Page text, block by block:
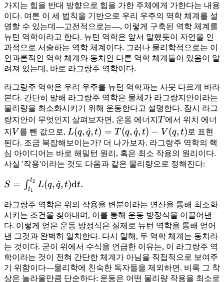
가지는 힘을 반대 방향으로 힘을 가한 주체에게 가한다는 내용
이다. 여튼 이 세 법칙을 기반으로 우리 우주의 역학 체계를 설
명할 수 있는데—고전적으로는—, 이렇게 구축된 역학 체계를
뉴턴 역학이라고 한다. 뉴턴 역학은 앞서 말했듯이 자연을 인
과적으로 서술하는 역학 체계이다. 그러나 물리학적으로는 이
인과론적인 역학 체계와 동치인 다른 역학 체계들이 있음이 알
려져 있는데, 바로 라그랑주 역학이다.
라그랑주 역학은 우리 우주를 뉴턴 역학과는 사뭇 다르게 바라
본다. 간단히 말해 라그랑주 역학은 물체가 라그랑지안이라는
물리량을 최소화시키기 위해 운동한다고 설명한다. 잠시 라그
랑지안이 무엇인지 살펴보자면, 운동 에너지 T
T 에서 위치 에너
지 V
V 를 뺀 값으로, L(q,
\dot
q, t)
=
T(q,
\dot
q, t)
-
V(q,
t)
L(q, q
˙, t) = T(q, q
˙, t) − V (q, t)로 표현
된다. 조금 복잡해보이는가? 더 나가보자. 라그랑주 역학의 핵
심 아이디어는 바로 해밀턴 원리, 혹은 최소 작용의 원리이다.
사실 '작용'이라는 것도 다음과 같은 물리량으로 정해진다:
S =
\int_{t_1}^{t_2}
L(q, \dot q, t)
\mathrm{d}t.
S = ∫t1
t2 L(q, q
˙, t)dt.
라그랑주 역학은 위의 작용을 변분이라는 연산을 통해 최소화
시키는 조건을 찾아내며, 이를 통해 운동 방정식을 이끌어낸
다. 이렇게 얻은 운동 방정식은 실제로 뉴턴 역학을 통해 얻어
낸 그것과 완벽히 일치한다. 다시 말해, 두 역학 체계는 동치라
는 것이다. 굳이 위에서 수식을 언급한 이유는, 이 라그랑주 역
학이라는 것이 전혀 간단한 체계가 아님을 직접적으로 보여주
기 위함이다—물리학에 친숙한 독자들을 제외하면. 비록 그 착
상은 놀라울만큼 단순하다: 운동은 어떤 물리량 작용을 최소로